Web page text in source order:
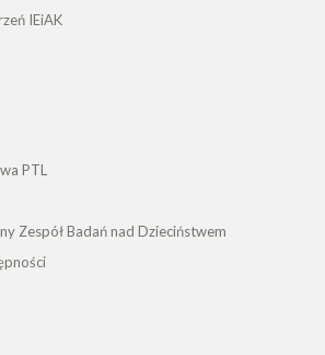
IEiAK
PTL
Zespół Badań nad Dzieciństwem